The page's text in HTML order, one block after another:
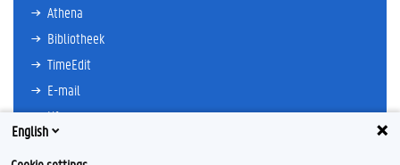
Athena
Bibliotheek
TimeEdit
E-mail
Ufora
Oasis
English